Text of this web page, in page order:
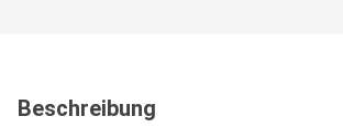
Beschreibung